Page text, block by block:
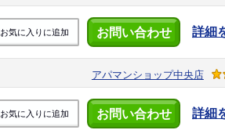
お気に入りに追加 お問い合わせ 詳細
アパマンショップ中央店
お気に入りに追加 お問い合わせ 詳細